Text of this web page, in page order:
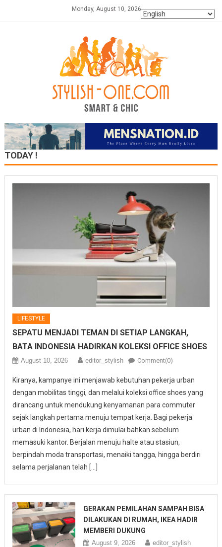
Monday, August 10, 2026
TODAY !
LIFESTYLE
SEPATU MENJADI TEMAN DI SETIAP LANGKAH,
BATA INDONESIA HADIRKAN KOLEKSI OFFICE SHOES
August 10, 2026 editor_stylish Comment(0)
Kiranya, kampanye ini menjawab kebutuhan pekerja urban
dengan mobilitas tinggi, dan melalui koleksi office shoes yang
dirancang untuk mendukung kenyamanan para commuter
sejak langkah pertama menuju tempat kerja. Bagi pekerja
urban di Indonesia, hari kerja dimulai bahkan sebelum
memasuki kantor. Berjalan menuju halte atau stasiun,
berpindah moda transportasi, menaiki tangga, hingga berdiri
selama perjalanan telah […]
GERAKAN PEMILAHAN SAMPAH BISA
DILAKUKAN DI RUMAH, IKEA HADIR
MEMBERI DUKUNG
August 9, 2026 editor_stylish